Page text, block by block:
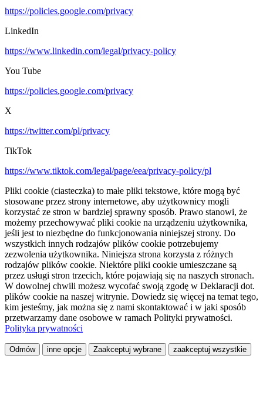
https://policies.google.com/privacy
LinkedIn
https://www.linkedin.com/legal/privacy-policy
You Tube
https://policies.google.com/privacy
X
https://twitter.com/pl/privacy
TikTok
https://www.tiktok.com/legal/page/eea/privacy-policy/pl
Pliki cookie (ciasteczka) to małe pliki tekstowe, które mogą być
stosowane przez strony internetowe, aby użytkownicy mogli
korzystać ze stron w bardziej sprawny sposób. Prawo stanowi, że
możemy przechowywać pliki cookie na urządzeniu użytkownika,
jeśli jest to niezbędne do funkcjonowania niniejszej strony. Do
wszystkich innych rodzajów plików cookie potrzebujemy
zezwolenia użytkownika. Niniejsza strona korzysta z różnych
rodzajów plików cookie. Niektóre pliki cookie umieszczane są
przez usługi stron trzecich, które pojawiają się na naszych stronach.
W dowolnej chwili możesz wycofać swoją zgodę w Deklaracji dot.
plików cookie na naszej witrynie. Dowiedz się więcej na temat tego,
kim jesteśmy, jak można się z nami skontaktować i w jaki sposób
przetwarzamy dane osobowe w ramach Polityki prywatności.
Polityka prywatności
Odmów inne opcje Zaakceptuj wybrane zaakceptuj wszystkie